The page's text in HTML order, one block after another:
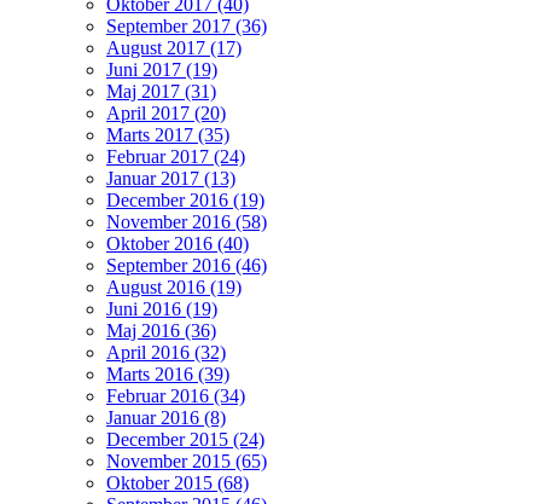
Oktober 2017 (40)
September 2017 (36)
August 2017 (17)
Juni 2017 (19)
Maj 2017 (31)
April 2017 (20)
Marts 2017 (35)
Februar 2017 (24)
Januar 2017 (13)
December 2016 (19)
November 2016 (58)
Oktober 2016 (40)
September 2016 (46)
August 2016 (19)
Juni 2016 (19)
Maj 2016 (36)
April 2016 (32)
Marts 2016 (39)
Februar 2016 (34)
Januar 2016 (8)
December 2015 (24)
November 2015 (65)
Oktober 2015 (68)